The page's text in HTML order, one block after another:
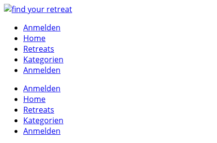
Skip
contentAnmelden
Home
Retreats
Kategorien
Anmelden
Anmelden
Home
Retreats
Kategorien
Anmelden